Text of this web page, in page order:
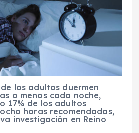
los adultos duermen
o menos cada noche,
17% de los adultos
horas recomendadas,
investigación en Reino